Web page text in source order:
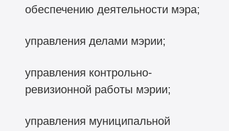
обеспечению деятельности мэра;
управления делами мэрии;
управления контрольно-
ревизионной работы мэрии;
управления муниципальной